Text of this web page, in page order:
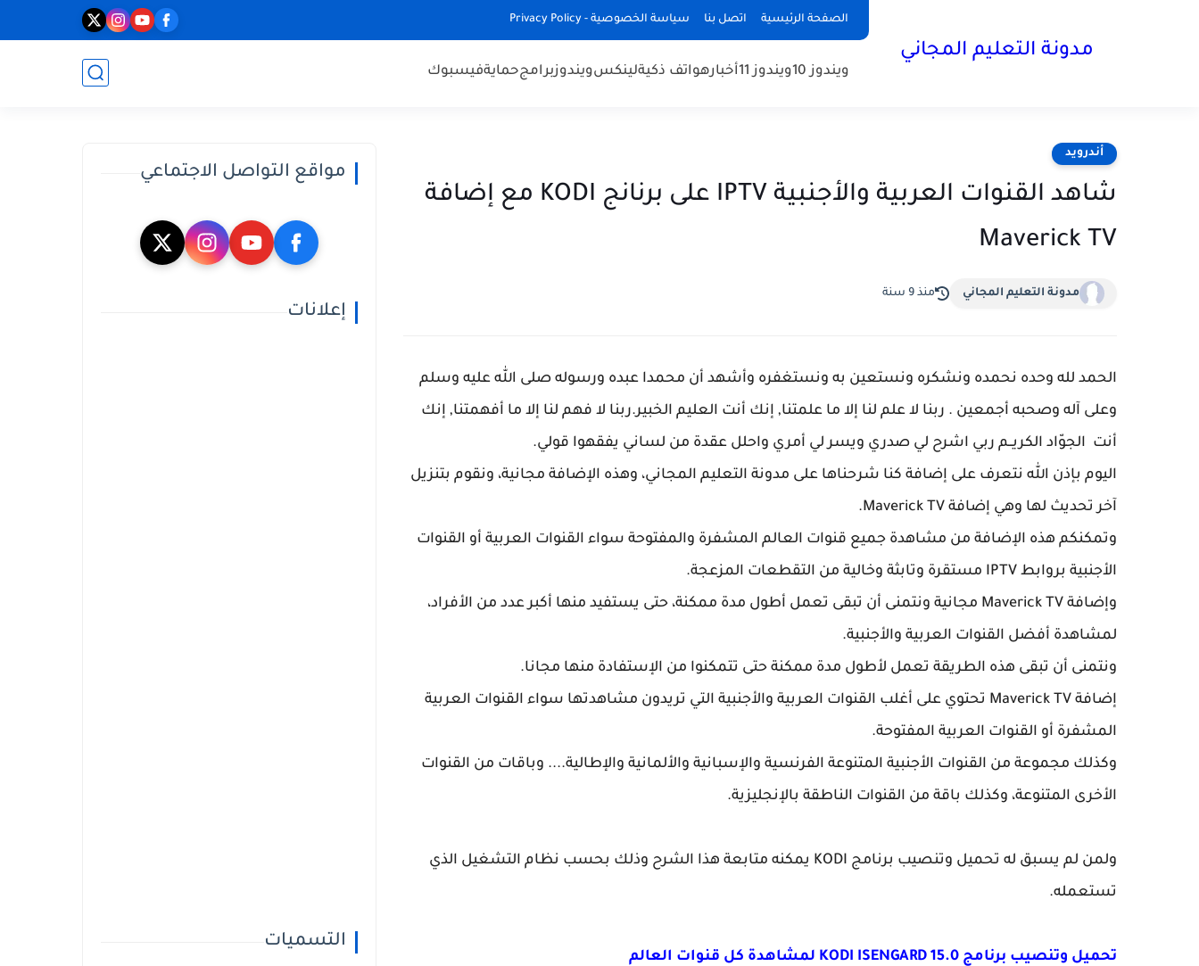
الصفحة الرئيسية اتصل بنا سياسة الخصوصية - Privacy Policy
مدونة التعليم المجاني
ويندوز 10 ويندوز 11 أخبارهواتف ذكيةلينكسويندوزبرامجحمايةفيسبوك
أندرويد
شاهد القنوات العربية والأجنبية IPTV على برنانج KODI مع إضافة
Maverick TV
مدونة التعليم المجاني منذ 9 سنة
الحمد لله وحده نحمده ونشكره ونستعين به ونستغفره وأشهد أن محمدا عبده ورسوله صلى الله عليه وسلم
وعلى آله وصحبه أجمعين . ربنا لا علم لنا إلا ما علمتنا, إنك أنت العليم الخبير.ربنا لا فهم لنا إلا ما أفهمتنا, إنك
أنت الجوّاد الكريــم ربي اشرح لي صدري ويسر لي أمري واحلل عقدة من لساني يفقهوا قولي.
اليوم بإذن الله نتعرف على إضافة كنا شرحناها على مدونة التعليم المجاني، وهذه الإضافة مجانية، ونقوم بتنزيل
آخر تحديث لها وهي إضافة Maverick TV.
وتمكنكم هذه الإضافة من مشاهدة جميع قنوات العالم المشفرة والمفتوحة سواء القنوات العربية أو القنوات
الأجنبية بروابط IPTV مستقرة وتابثة وخالية من التقطعات المزعجة.
وإضافة Maverick TV مجانية ونتمنى أن تبقى تعمل أطول مدة ممكنة، حتى يستفيد منها أكبر عدد من الأفراد،
لمشاهدة أفضل القنوات العربية والأجنبية.
ونتمنى أن تبقى هذه الطريقة تعمل لأطول مدة ممكنة حتى تتمكنوا من الإستفادة منها مجانا.
إضافة Maverick TV تحتوي على أغلب القنوات العربية والأجنبية التي تريدون مشاهدتها سواء القنوات العربية
المشفرة أو القنوات العربية المفتوحة.
وكذلك مجموعة من القنوات الأجنبية المتنوعة الفرنسية والإسبانية والألمانية والإطالية.... وباقات من القنوات
الأخرى المتنوعة، وكذلك باقة من القنوات الناطقة بالإنجليزية.
ولمن لم يسبق له تحميل وتنصيب برنامج KODI يمكنه متابعة هذا الشرح وذلك بحسب نظام التشغيل الذي
تستعمله.
تحميل وتنصيب برنامج KODI ISENGARD 15.0 لمشاهدة كل قنوات العالم
مواقع التواصل الاجتماعي
إعلانات
التسميات